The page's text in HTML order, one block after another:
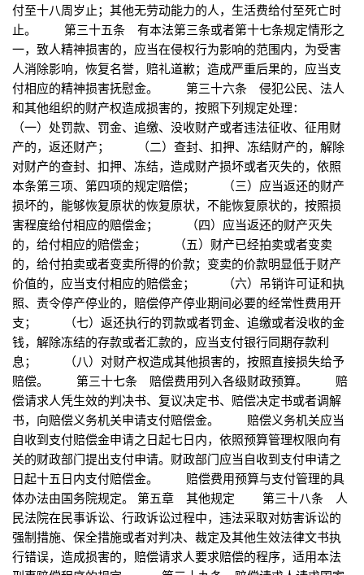
付至十八周岁止；其他无劳动能力的人，生活费给付至死亡时
止。 第三十五条 有本法第三条或者第十七条规定情形之
一，致人精神损害的，应当在侵权行为影响的范围内，为受害
人消除影响，恢复名誉，赔礼道歉；造成严重后果的，应当支
付相应的精神损害抚慰金。 第三十六条 侵犯公民、法人
和其他组织的财产权造成损害的，按照下列规定处理：
（一）处罚款、罚金、追缴、没收财产或者违法征收、征用财
产的，返还财产； （二）查封、扣押、冻结财产的，解除
对财产的查封、扣押、冻结，造成财产损坏或者灭失的，依照
本条第三项、第四项的规定赔偿； （三）应当返还的财产
损坏的，能够恢复原状的恢复原状，不能恢复原状的，按照损
害程度给付相应的赔偿金； （四）应当返还的财产灭失
的，给付相应的赔偿金； （五）财产已经拍卖或者变卖
的，给付拍卖或者变卖所得的价款；变卖的价款明显低于财产
价值的，应当支付相应的赔偿金； （六）吊销许可证和执
照、责令停产停业的，赔偿停产停业期间必要的经常性费用开
支； （七）返还执行的罚款或者罚金、追缴或者没收的金
钱，解除冻结的存款或者汇款的，应当支付银行同期存款利
息； （八）对财产权造成其他损害的，按照直接损失给予
赔偿。 第三十七条 赔偿费用列入各级财政预算。 赔
偿请求人凭生效的判决书、复议决定书、赔偿决定书或者调解
书，向赔偿义务机关申请支付赔偿金。 赔偿义务机关应当
自收到支付赔偿金申请之日起七日内，依照预算管理权限向有
关的财政部门提出支付申请。财政部门应当自收到支付申请之
日起十五日内支付赔偿金。 赔偿费用预算与支付管理的具
体办法由国务院规定。 第五章 其他规定 第三十八条 人
民法院在民事诉讼、行政诉讼过程中，违法采取对妨害诉讼的
强制措施、保全措施或者对判决、裁定及其他生效法律文书执
行错误，造成损害的，赔偿请求人要求赔偿的程序，适用本法